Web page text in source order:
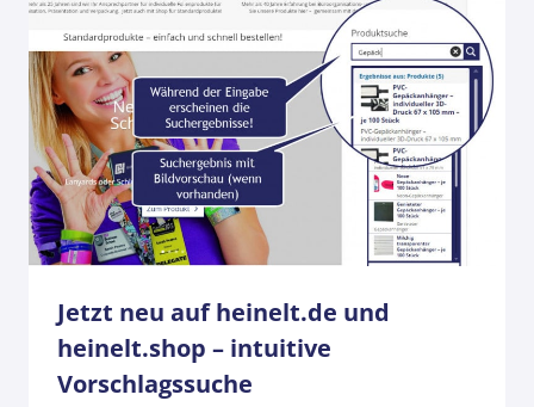
Jetzt neu auf heinelt.de und
heinelt.shop – intuitive
Vorschlagssuche